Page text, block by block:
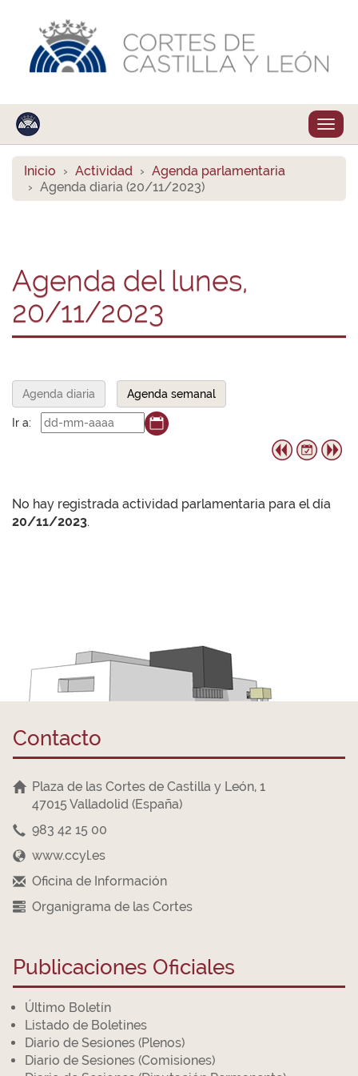
Inicio Actividad
Agenda parlamentaria
Agenda diaria (20/11/2023)
Agenda del lunes,
20/11/2023
Agenda diaria Agenda semanal
Ir a:
No hay registrada actividad parlamentaria para el día
20/11/2023.
Contacto
Plaza de las Cortes de Castilla y León, 1
47015 Valladolid (España)
983 42 15 00
www.ccyl.es
Oficina de Información
Organigrama de las Cortes
Publicaciones Oficiales
Último Boletín
Listado de Boletines
Diario de Sesiones (Plenos)
Diario de Sesiones (Comisiones)